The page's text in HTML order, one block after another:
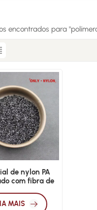
encontrados para
de nylon PA
com fibra de
MAIS